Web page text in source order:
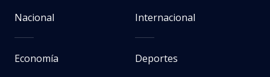
Nacional Internacional
Economía Deportes